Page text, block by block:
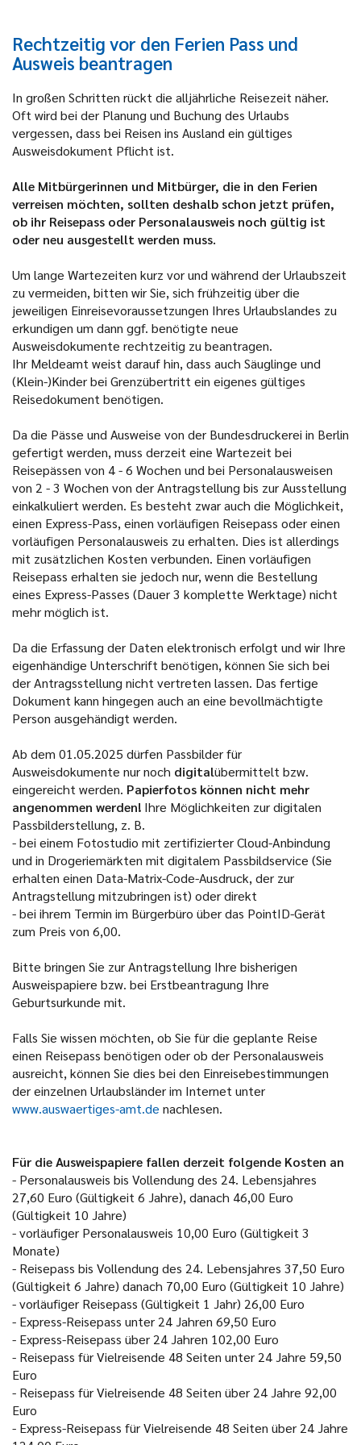
Rechtzeitig vor den Ferien Pass und
Ausweis beantragen
In großen Schritten rückt die alljährliche Reisezeit näher.
Oft wird bei der Planung und Buchung des Urlaubs
vergessen, dass bei Reisen ins Ausland ein gültiges
Ausweisdokument Pflicht ist.
Alle Mitbürgerinnen und Mitbürger, die in den Ferien
verreisen möchten, sollten deshalb schon jetzt prüfen,
ob ihr Reisepass oder Personalausweis noch gültig ist
oder neu ausgestellt werden muss.
Um lange Wartezeiten kurz vor und während der Urlaubszeit
zu vermeiden, bitten wir Sie, sich frühzeitig über die
jeweiligen Einreisevoraussetzungen Ihres Urlaubslandes zu
erkundigen um dann ggf. benötigte neue
Ausweisdokumente rechtzeitig zu beantragen.
Ihr Meldeamt weist darauf hin, dass auch Säuglinge und
(Klein-)Kinder bei Grenzübertritt ein eigenes gültiges
Reisedokument benötigen.
Da die Pässe und Ausweise von der Bundesdruckerei in Berlin
gefertigt werden, muss derzeit eine Wartezeit bei
Reisepässen von 4 - 6 Wochen und bei Personalausweisen
von 2 - 3 Wochen von der Antragstellung bis zur Ausstellung
einkalkuliert werden. Es besteht zwar auch die Möglichkeit,
einen Express-Pass, einen vorläufigen Reisepass oder einen
vorläufigen Personalausweis zu erhalten. Dies ist allerdings
mit zusätzlichen Kosten verbunden. Einen vorläufigen
Reisepass erhalten sie jedoch nur, wenn die Bestellung
eines Express-Passes (Dauer 3 komplette Werktage) nicht
mehr möglich ist.
Da die Erfassung der Daten elektronisch erfolgt und wir Ihre
eigenhändige Unterschrift benötigen, können Sie sich bei
der Antragsstellung nicht vertreten lassen. Das fertige
Dokument kann hingegen auch an eine bevollmächtigte
Person ausgehändigt werden.
Ab dem 01.05.2025 dürfen Passbilder für
Ausweisdokumente nur noch digitalübermittelt bzw.
eingereicht werden. Papierfotos können nicht mehr
angenommen werden! Ihre Möglichkeiten zur digitalen
Passbilderstellung, z. B.
- bei einem Fotostudio mit zertifizierter Cloud-Anbindung
und in Drogeriemärkten mit digitalem Passbildservice (Sie
erhalten einen Data-Matrix-Code-Ausdruck, der zur
Antragstellung mitzubringen ist) oder direkt
- bei ihrem Termin im Bürgerbüro über das PointID-Gerät
zum Preis von 6,00.
Bitte bringen Sie zur Antragstellung Ihre bisherigen
Ausweispapiere bzw. bei Erstbeantragung Ihre
Geburtsurkunde mit.
Falls Sie wissen möchten, ob Sie für die geplante Reise
einen Reisepass benötigen oder ob der Personalausweis
ausreicht, können Sie dies bei den Einreisebestimmungen
der einzelnen Urlaubsländer im Internet unter
www.auswaertiges-amt.de nachlesen.
Für die Ausweispapiere fallen derzeit folgende Kosten an
- Personalausweis bis Vollendung des 24. Lebensjahres
27,60 Euro (Gültigkeit 6 Jahre), danach 46,00 Euro
(Gültigkeit 10 Jahre)
- vorläufiger Personalausweis 10,00 Euro (Gültigkeit 3
Monate)
- Reisepass bis Vollendung des 24. Lebensjahres 37,50 Euro
(Gültigkeit 6 Jahre) danach 70,00 Euro (Gültigkeit 10 Jahre)
- vorläufiger Reisepass (Gültigkeit 1 Jahr) 26,00 Euro
- Express-Reisepass unter 24 Jahren 69,50 Euro
- Express-Reisepass über 24 Jahren 102,00 Euro
- Reisepass für Vielreisende 48 Seiten unter 24 Jahre 59,50
Euro
- Reisepass für Vielreisende 48 Seiten über 24 Jahre 92,00
Euro
- Express-Reisepass für Vielreisende 48 Seiten über 24 Jahre